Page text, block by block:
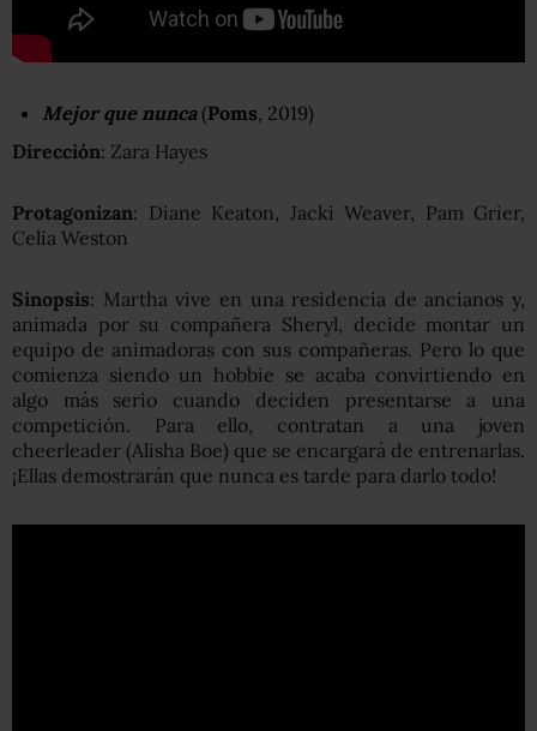
Mejor que nunca(Poms , 2019)
Dirección: Zara Hayes
Protagonizan: Diane Keaton, Jacki Weaver, Pam Grier,
Celia Weston
Sinopsis: Martha vive en una residencia de ancianos y,
animada por su compañera Sheryl, decide montar un
equipo de animadoras con sus compañeras. Pero lo que
comienza siendo un hobbie se acaba convirtiendo en
algo más serio cuando deciden presentarse a una
competición. Para ello, contratan a una joven
cheerleader (Alisha Boe) que se encargará de entrenarlas.
¡Ellas demostrarán que nunca es tarde para darlo todo!